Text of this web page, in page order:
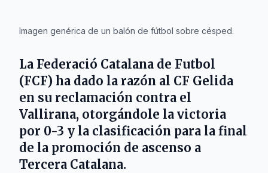
Imagen genérica de un balón de fútbol sobre césped.
La Federació Catalana de Futbol
(FCF) ha dado la razón al CF Gelida
en su reclamación contra el
Vallirana, otorgándole la victoria
por 0-3 y la clasificación para la final
de la promoción de ascenso a
Tercera Catalana.